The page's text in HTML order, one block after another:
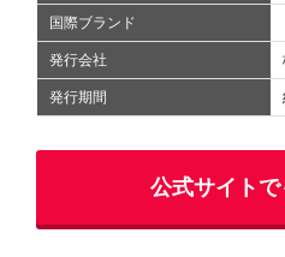
国際ブランド
発行会社
発行期間
公式サイト